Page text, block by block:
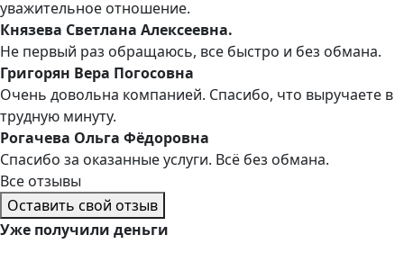
уважительное отношение.
Князева Светлана Алексеевна.
Не первый раз обращаюсь, все быстро и без обмана.
Григорян Вера Погосовна
Очень довольна компанией. Спасибо, что выручаете в
трудную минуту.
Рогачева Ольга Фёдоровна
Спасибо за оказанные услуги. Всё без обмана.
Все отзывы
Оставить свой отзыв
Уже получили деньги